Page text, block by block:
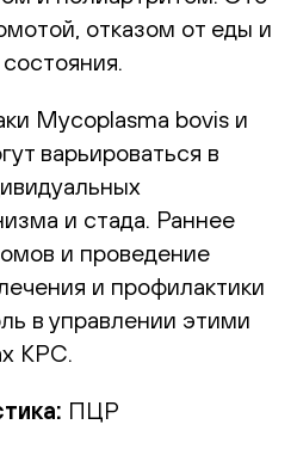
отказом от еды и
Mycoplasma bovis и
варьироваться в
и стада. Раннее
и проведение
и профилактики
в управлении этими
КРС.
ПЦР